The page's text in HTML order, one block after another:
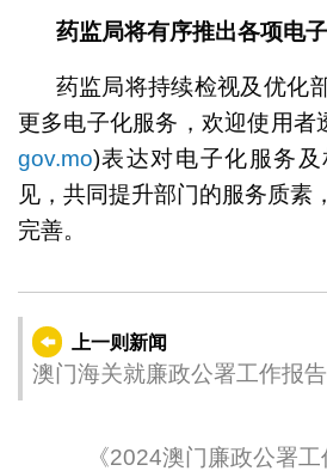
药监局将有序推出各项电
药监局将持续检视及优化
更多电子化服务，欢迎使用者
gov.mo)表达对电子化服务
见，共同提升部门的服务质素
完善。
上一则新闻
澳门海关就廉政公署工作报
《2024澳门廉政公署